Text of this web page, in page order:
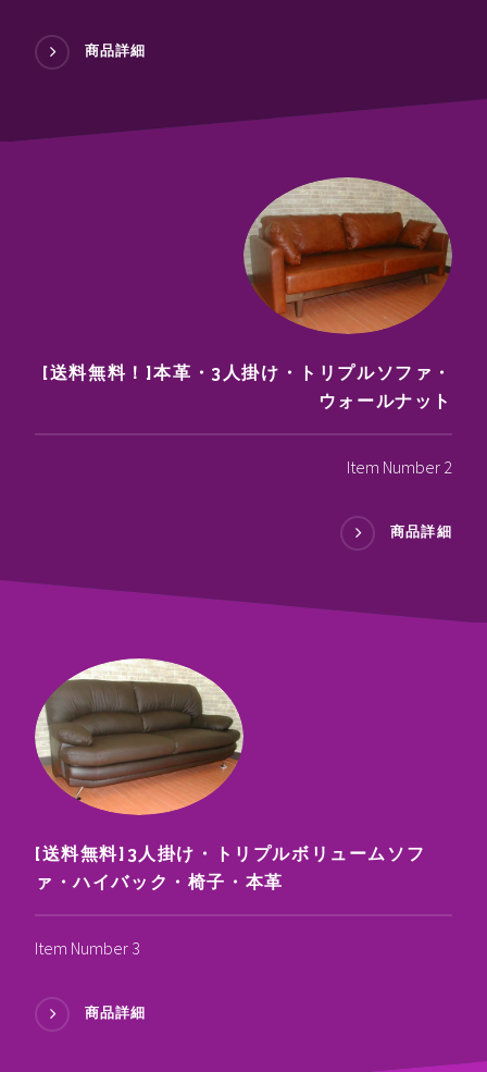
商品詳細
[送料無料！]本革・3人掛け・トリプルソファ・
ウォールナット
Item Number 2
商品詳細
[送料無料]3人掛け・トリプルボリュームソフ
ァ・ハイバック・椅子・本革
Item Number 3
商品詳細